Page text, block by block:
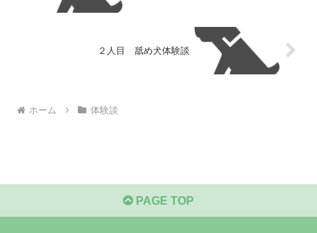
２人目 舐め犬体験談
ホーム 体験談
PAGE TOP